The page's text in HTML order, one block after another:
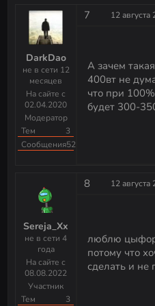
DarkDao
не в сети 12
месяцев
На сайте с
02.04.2020
Модератор
Тем
3
Сообщения523
7 12 августа
А зачем
400вт не
что при
будет 300-
Sereja_Xx
не в сети 4
года
На сайте с
08.08.2022
Участник
Тем
3
8 12 августа
люблю
потому что
сделать и не